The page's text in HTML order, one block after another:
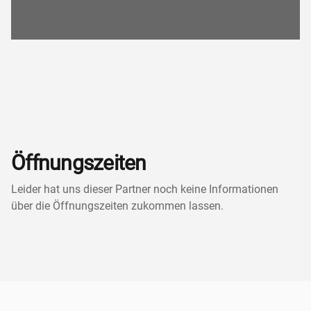
Öffnungszeiten
Leider hat uns dieser Partner noch keine Informationen
über die Öffnungszeiten zukommen lassen.